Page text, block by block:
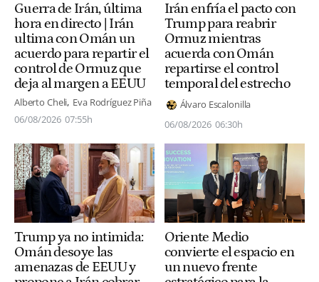
Guerra de Irán, última
hora en directo | Irán
ultima con Omán un
acuerdo para repartir el
control de Ormuz que
deja al margen a EEUU
Alberto Cheli Eva Rodríguez Piña
06/08/2026 07:55h
Irán enfría el pacto con
Trump para reabrir
Ormuz mientras
acuerda con Omán
repartirse el control
temporal del estrecho
Álvaro Escalonilla
06/08/2026 06:30h
Trump ya no intimida:
Omán desoye las
amenazas de EEUU y
Oriente Medio
convierte el espacio en
un nuevo frente